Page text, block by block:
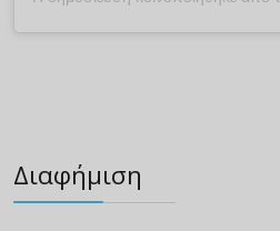
Διαφήμιση